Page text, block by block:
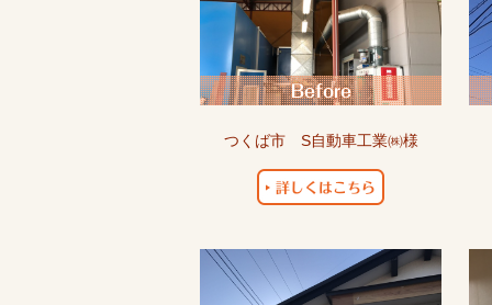
つくば市 S自動車工業㈱様